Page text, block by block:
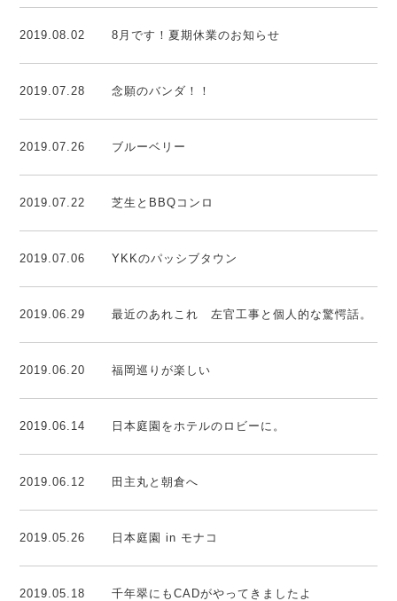
2019.08.02 8月です！夏期休業のお知らせ
2019.07.28 念願のバンダ！！
2019.07.26 ブルーベリー
2019.07.22 芝生とBBQコンロ
2019.07.06 YKKのパッシブタウン
2019.06.29 最近のあれこれ 左官工事と個人的な驚愕話。
2019.06.20 福岡巡りが楽しい
2019.06.14 日本庭園をホテルのロビーに。
2019.06.12 田主丸と朝倉へ
2019.05.26 日本庭園 in モナコ
2019.05.18 千年翠にもCADがやってきましたよ